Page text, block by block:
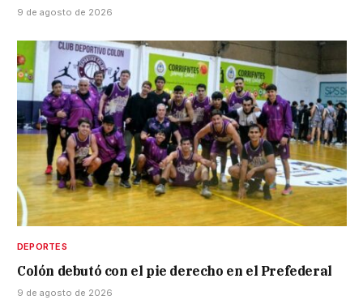
9 de agosto de 2026
DEPORTES
Colón debutó con el pie derecho en el Prefederal
9 de agosto de 2026